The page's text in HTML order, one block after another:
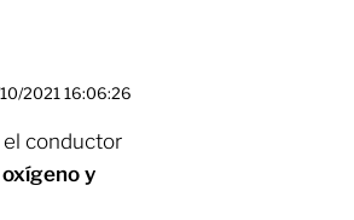
2021 16:06:26
el conductor
y